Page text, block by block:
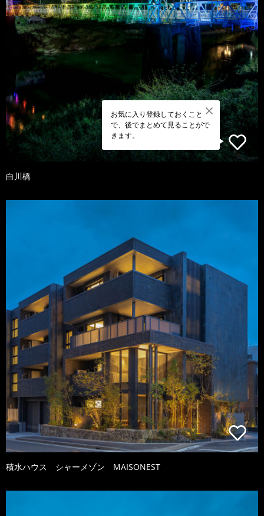
お気に入り登録しておくこと
で、後でまとめて見ることがで
きます。
白川橋
積水ハウス シャーメゾン MAISONEST